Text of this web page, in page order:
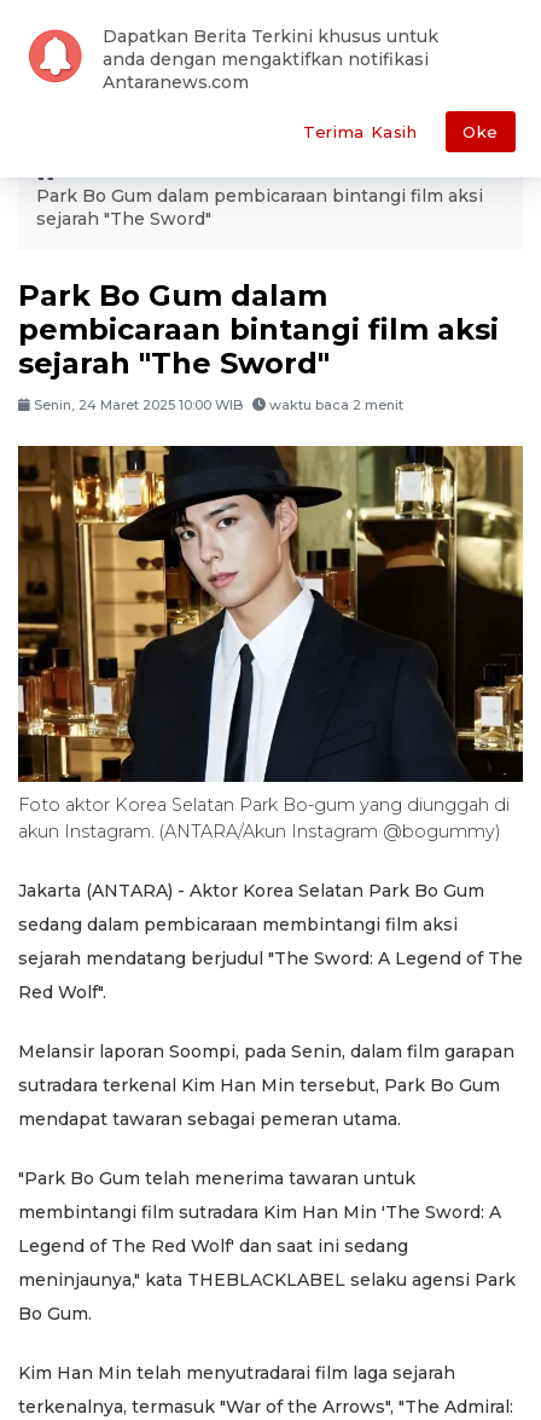
Park Bo Gum dalam pembicaraan bintangi film aksi
sejarah "The Sword"
Park Bo Gum dalam
pembicaraan bintangi film aksi
sejarah "The Sword"
Senin, 24 Maret 2025 10:00 WIB waktu baca 2 menit
Foto aktor Korea Selatan Park Bo-gum yang diunggah di
akun Instagram. (ANTARA/Akun Instagram @bogummy)
Jakarta (ANTARA) - Aktor Korea Selatan Park Bo Gum
sedang dalam pembicaraan membintangi film aksi
sejarah mendatang berjudul "The Sword: A Legend of The
Red Wolf".
Melansir laporan Soompi, pada Senin, dalam film garapan
sutradara terkenal Kim Han Min tersebut, Park Bo Gum
mendapat tawaran sebagai pemeran utama.
"Park Bo Gum telah menerima tawaran untuk
membintangi film sutradara Kim Han Min 'The Sword: A
Legend of The Red Wolf' dan saat ini sedang
meninjaunya," kata THEBLACKLABEL selaku agensi Park
Bo Gum.
Kim Han Min telah menyutradarai film laga sejarah
terkenalnya, termasuk "War of the Arrows", "The Admiral:
Dapatkan Berita Terkini khusus untuk
anda dengan mengaktifkan notifikasi
Antaranews.com
Oke
Terima Kasih